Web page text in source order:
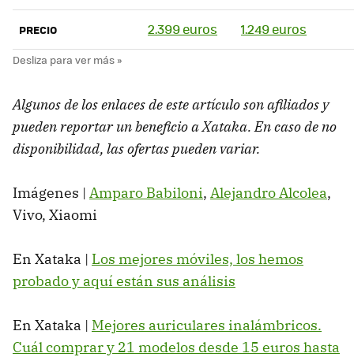
PRECIO 2.399 euros 1.249 euros
Algunos de los enlaces de este artículo son afiliados y
pueden reportar un beneficio a Xataka. En caso de no
disponibilidad, las ofertas pueden variar.
Imágenes | Amparo Babiloni, Alejandro Alcolea,
Vivo, Xiaomi
En Xataka | Los mejores móviles, los hemos
probado y aquí están sus análisis
En Xataka | Mejores auriculares inalámbricos.
Cuál comprar y 21 modelos desde 15 euros hasta